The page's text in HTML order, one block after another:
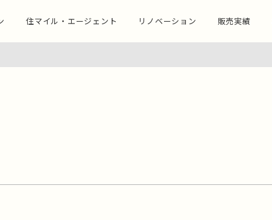
住マイル・エージェント リノベーション 販売実績